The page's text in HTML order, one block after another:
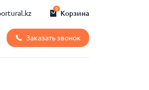
Корзина
0
Заказать звонок